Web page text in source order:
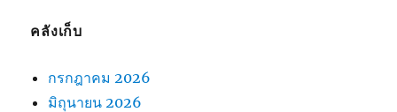
คลังเก็บ
กรกฎาคม 2026
มิถุนายน 2026